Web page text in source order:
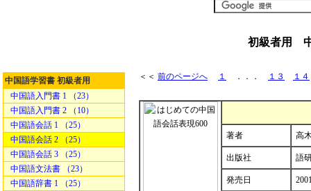
初級者用
中国語学習書 初級者用
中国語入門書 1 （23）
中国語入門書 2 （10）
中国語会話 1 （25）
中国語会話 2 （25）
中国語会話 3 （25）
中国語文法書 （23）
中国語辞書 1 （25）
＜＜ 前のページへ １ ．．． １３ １４
著者 高
出版社 語
発売日